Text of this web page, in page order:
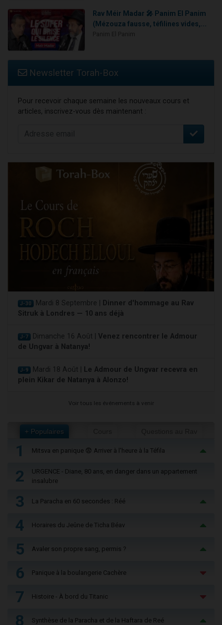
Rav Méir Madar 🎤 Panim El Panim
(Mézouza fausse, téfilines vides,...
Newsletter Torah-Box
Pour recevoir chaque semaine les nouveaux cours et
articles, inscrivez-vous dès maintenant :
J-30 Mardi 8 Septembre |
Dinner d'hommage au Rav
Sitruk à Londres — 10 ans déjà
J-7 Dimanche 16 Août | Venez rencontrer le Admour
de Ungvar à Natanya!
J-9 Mardi 18 Août |
Le Admour de Ungvar recevra en
plein Kikar de Natanya à Alonzo!
Voir tous les événements à venir
+ Populaires
1 Mitsva en panique 😨 Arriver à l'heure à la Téfila
2
URGENCE - Diane, 80 ans, en danger dans un appartement
insalubre
3 La Paracha en 60 secondes : Réé
4 Horaires du Jeûne de Ticha Béav
5 Avaler son propre sang, permis ?
6 Panique à la boulangerie Cachère
7 Histoire - À bord du Titanic
8 Synthèse de la Paracha et de la Haftara de Reé